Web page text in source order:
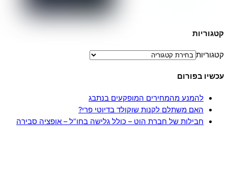
קטגוריות
קטגוריות
עכשיו בפורום
להמנע מהמחירים המופקעים בנתבג
האם משתלם לקנות שוקולד בדיוטי פרי?
חבילות של חברת הוט – כולל גלישה בחו”ל – אופציה סבירה